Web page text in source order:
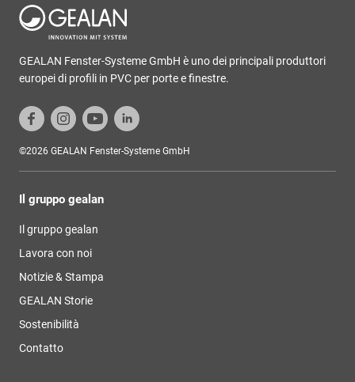
GEALAN Fenster-Systeme GmbH è uno dei principali produttori
europei di profili in PVC per porte e finestre.
©2026 GEALAN Fenster-Systeme GmbH
Il gruppo gealan
Il gruppo gealan
Lavora con noi
Notizie & Stampa
GEALAN Storie
Sostenibilità
Contatto